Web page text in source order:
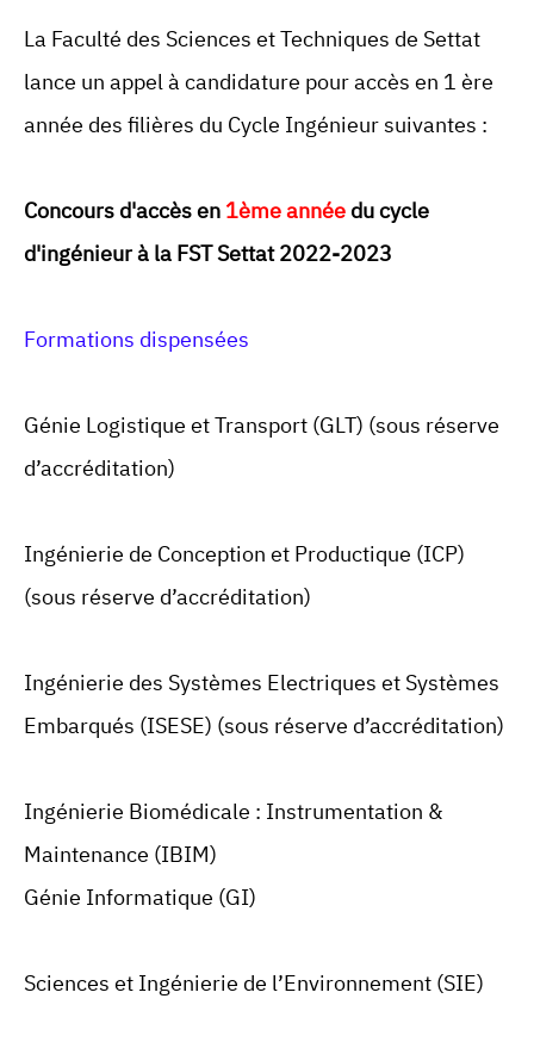
La Faculté des Sciences et Techniques de Settat
lance un appel à candidature pour accès en 1 ère
année des filières du Cycle Ingénieur suivantes :
Concours d'accès en1ème annéedu cycle
d'ingénieur à la FST Settat 2022-2023
Formations dispensées
Génie Logistique et Transport (GLT) (sous réserve
d’accréditation)
Ingénierie de Conception et Productique (ICP)
(sous réserve d’accréditation)
Ingénierie des Systèmes Electriques et Systèmes
Embarqués (ISESE) (sous réserve d’accréditation)
Ingénierie Biomédicale : Instrumentation &
Maintenance (IBIM)
Génie Informatique (GI)
Sciences et Ingénierie de l’Environnement (SIE)